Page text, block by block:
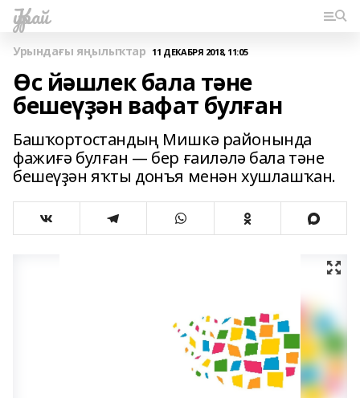
Ҡурай
Урындағы яңылыҡтар 11 ДЕКАБРЯ 2018, 11:05
Өс йәшлек бала тәне
бешеүҙән вафат булған
Башҡортостандың Мишкә районында
фажиғә булған — бер ғаиләлә бала тәне
бешеүҙән яҡты донъя менән хушлашҡан.